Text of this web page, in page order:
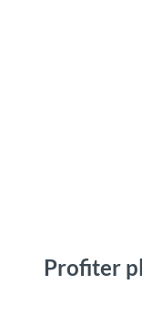
Profiter